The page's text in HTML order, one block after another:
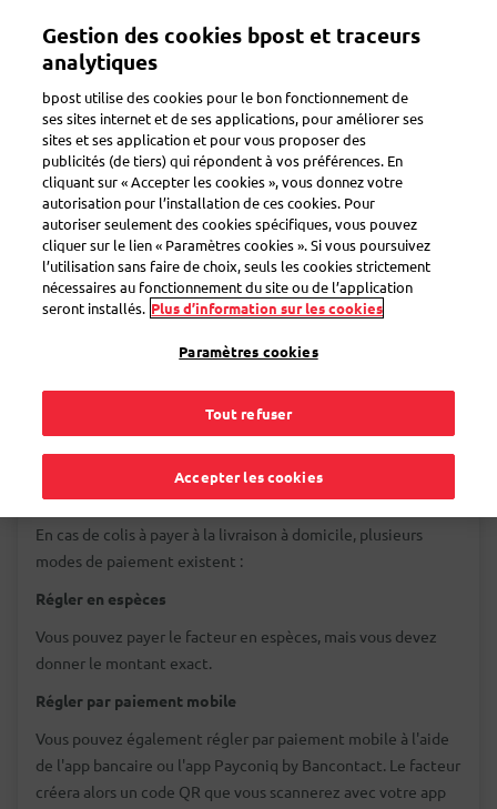
contenu
Toggle navigation
Paiement
Des frais sont liés à
la livraison de mon
colis. Comment les
régler ?
En cas de colis à payer à la livraison à domicile, plusieurs
modes de paiement existent :
Régler en espèces
Vous pouvez payer le facteur en espèces, mais vous devez
donner le montant exact.
Régler par paiement mobile
Vous pouvez également régler par paiement mobile à l'aide
de l'app bancaire ou l'app Payconiq by Bancontact. Le facteur
créera alors un code QR que vous scannerez avec votre app
Gestion des cookies bpost et traceurs
analytiques
bpost utilise des cookies pour le bon fonctionnement de
ses sites internet et de ses applications, pour améliorer ses
sites et ses application et pour vous proposer des
publicités (de tiers) qui répondent à vos préférences. En
cliquant sur « Accepter les cookies », vous donnez votre
autorisation pour l’installation de ces cookies. Pour
autoriser seulement des cookies spécifiques, vous pouvez
cliquer sur le lien « Paramètres cookies ». Si vous poursuivez
l’utilisation sans faire de choix, seuls les cookies strictement
nécessaires au fonctionnement du site ou de l’application
seront installés. Plus d’information sur les cookies
Paramètres cookies
Tout refuser
Accepter les cookies